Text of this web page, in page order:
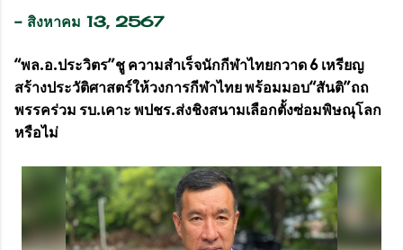
- สิงหาคม 13, 2567
“พล.อ.ประวิตร”ชู ความสำเร็จนักกีฬาไทยกวาด 6 เหรียญ
สร้างประวัติศาสตร์ให้วงการกีฬาไทย พร้อมมอบ“สันติ”ถถ
พรรคร่วม รบ.เคาะ พปชร.ส่งชิงสนามเลือกตั้งซ่อมพิษณุโลก
หรือไม่